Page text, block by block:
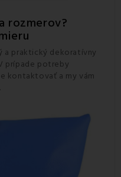
rozmerov?
a praktický dekoratívny
prípade potreby
kontaktovať a my vám
.